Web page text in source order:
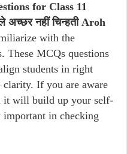
for Class 11
नहीं चिन्हती Aroh
with the
These MCQs questions
students in right
If you are aware
it will build up your self-
important in checking